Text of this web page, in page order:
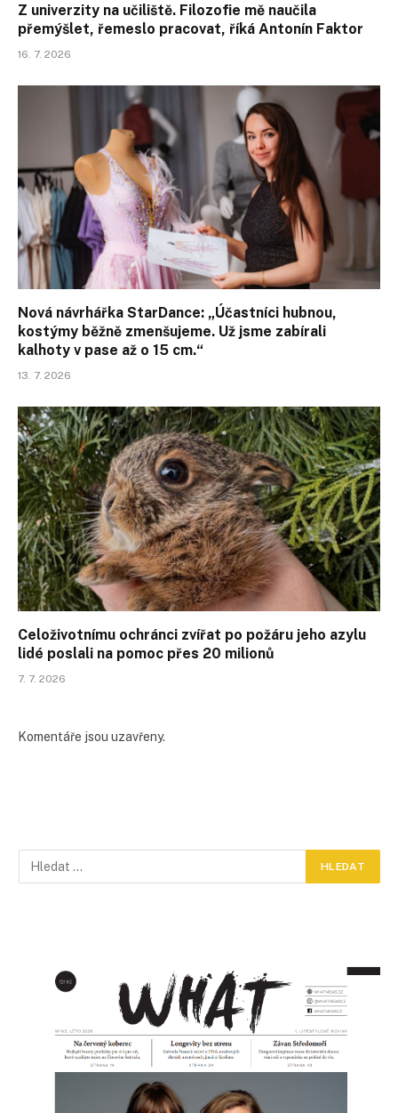
Z univerzity na učiliště. Filozofie mě naučila
přemýšlet, řemeslo pracovat, říká Antonín Faktor
16. 7. 2026
Nová návrhářka StarDance: „Účastníci hubnou,
kostýmy běžně zmenšujeme. Už jsme zabírali
kalhoty v pase až o 15 cm.“
13. 7. 2026
Celoživotnímu ochránci zvířat po požáru jeho azylu
lidé poslali na pomoc přes 20 milionů
7. 7. 2026
Komentáře jsou uzavřeny.